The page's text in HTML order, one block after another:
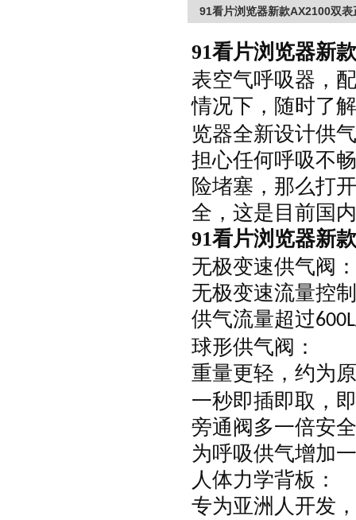
91看片浏览器新款AX2100双
91看片浏览器新款
表空气呼吸器，
情况下，随时了
览器全新设计供
担心任何呼吸不
险堵塞，那么打
全，这是目前国内
91看片浏览器新款
无极变速供气阀：
无极变速流量控
供气流量超过
球形供气阀：
重量更轻，约为
一秒即插即取，
旁通阀多一倍安
为呼吸供气增加
人体力学背板：
专为亚洲人开发